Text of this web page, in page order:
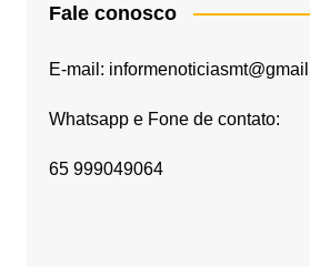
Fale conosco
E-mail:
Whatsapp e Fone de contato:
65 999049064